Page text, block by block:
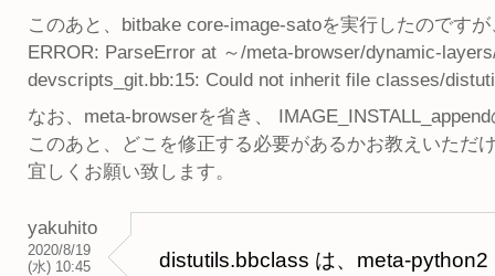
このあと、bitbake core-image-satoを実行したのです
ERROR: ParseError at ～/meta-browser/dynamic-
devscripts_git.bb:15: Could not inherit file classes/
なお、meta-browserを省き、
このあと、どこを修正する必要があるかお教えいただ
宜しくお願い致します。
yakuhito
2020/8/19
(水) 10:45
distutils.bbclass は、meta-